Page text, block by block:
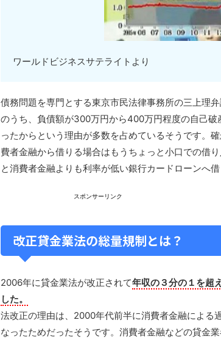
ワールドビジネスサテライトより
債務問題を専門とする東京市民法律事務所の三上理
のうち、負債額が300万円から400万円程度の自己
ったからという理由が多数を占めているそうです。
費者金融から借りる場合はもうちょっと小口での借
と消費者金融よりも利率が低い銀行カードローンへ
スポンサーリンク
改正貸金業法の総量規制とは？
2006年に貸金業法が改正されて年収の３分の１を超
した。
法改正の理由は、2000年代前半に消費者金融による
なったためだったそうです。消費者金融などの貸金